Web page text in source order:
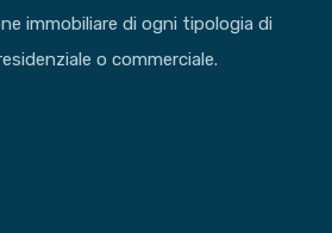
immobiliare di ogni tipologia di
o commerciale.